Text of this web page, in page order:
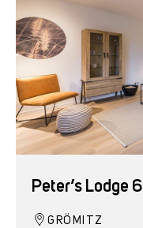
Peter’s Lodge 6
GRÖMITZ